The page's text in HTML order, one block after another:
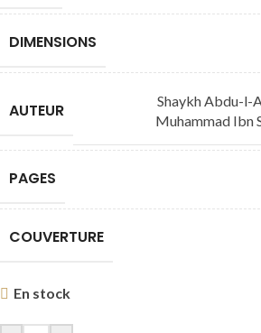
DIMENSIONS
AUTEUR
Shaykh Abdu-l-
Muhammad Ibn
PAGES
COUVERTURE
En stock